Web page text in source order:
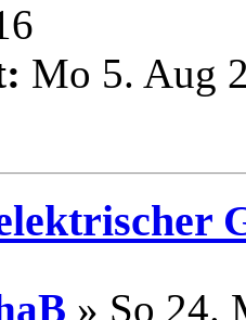
Mo 5. Aug
» So 24.